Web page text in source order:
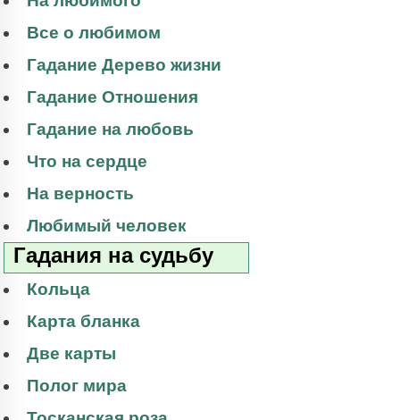
Все о любимом
Гадание Дерево жизни
Гадание Отношения
Гадание на любовь
Что на сердце
На верность
Любимый человек
Гадания на судьбу
Кольца
Карта бланка
Две карты
Полог мира